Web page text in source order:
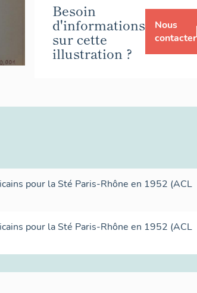
Besoin
d'informations
sur cette
illustration ?
Nous
contacter
pour la Sté Paris-Rhône en 1952 (ACL
pour la Sté Paris-Rhône en 1952 (ACL